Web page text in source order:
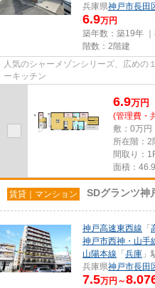
兵庫県神戸市長田
6.9万円
築年数：築19年 ｜
階数：2階建
人気のシャーメゾンシリーズ、広め
ーキッチン
6.9万円
(管理費・
敷：0万円
所在階：2
間取り：
面積：
賃貸｜マンション SDグランツ神
神戸高速東西線 「
神戸市西神・山手
山陽本線 「 兵庫 」
兵庫県神戸市長田
7.5万円～